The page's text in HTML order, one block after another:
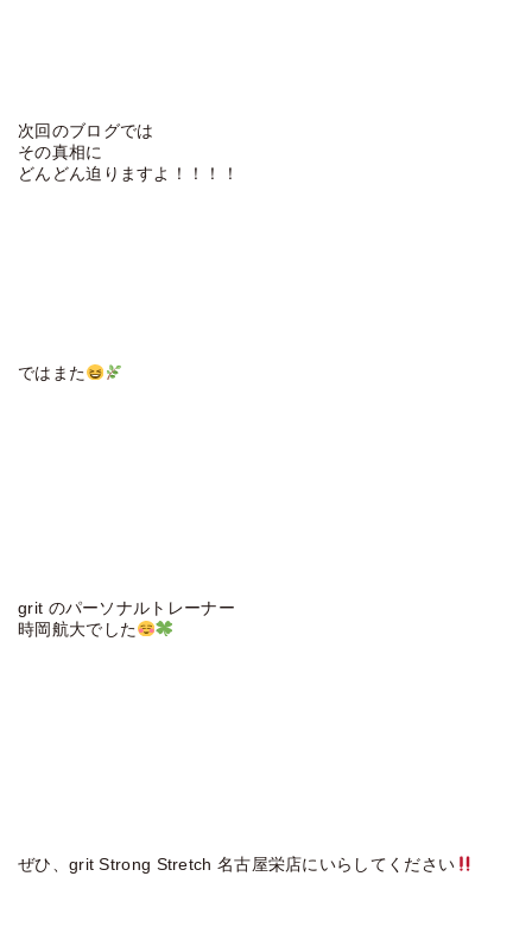
次回のブログでは
その真相に
どんどん迫りますよ！！！！
ではまた
grit のパーソナルトレーナー
時岡航大でした
ぜひ、grit Strong Stretch 名古屋栄店にいらしてください